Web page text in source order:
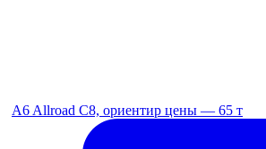
A6 Allroad C8, ориентир цены — 65 т